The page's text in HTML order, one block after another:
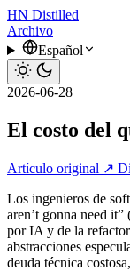
HN Distilled
Archivo
Español
2026-06-28
El costo del
Artículo original ↗
Los ingenieros de
aren’t gonna need
por IA y de la
abstracciones
deuda técnica